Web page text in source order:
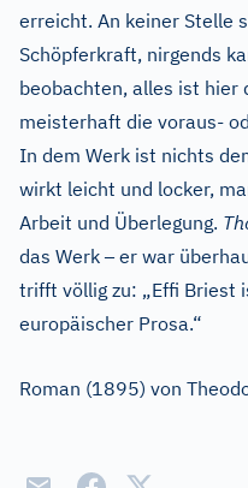
erreicht. An keiner Stelle
Schöpferkraft, nirgends
beobachten, alles ist hier
meisterhaft die voraus-
In dem Werk ist nichts
wirkt leicht und locker,
Arbeit und Überlegung.
das Werk–er war
trifft völlig zu: „Effi Briest
europäischer Prosa.“
Roman (1895) von